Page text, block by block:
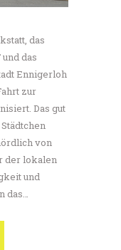
das
das
Ennigerloh
zur
Das gut
von
der lokalen
und
das…